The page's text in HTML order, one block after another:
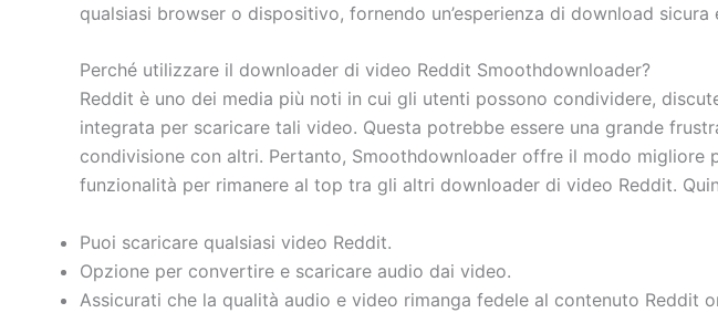
qualsiasi browser o dispositivo, fornendo un’esperienza di download sicura
Perché utilizzare il downloader di video Reddit Smoothdownloader?
Reddit è uno dei media più noti in cui gli utenti possono condividere,
integrata per scaricare tali video. Questa potrebbe essere una grande
condivisione con altri. Pertanto, Smoothdownloader offre il modo
funzionalità per rimanere al top tra gli altri downloader di video Reddit.
Puoi scaricare qualsiasi video Reddit.
Opzione per convertire e scaricare audio dai video.
Assicurati che la qualità audio e video rimanga fedele al contenuto Reddit